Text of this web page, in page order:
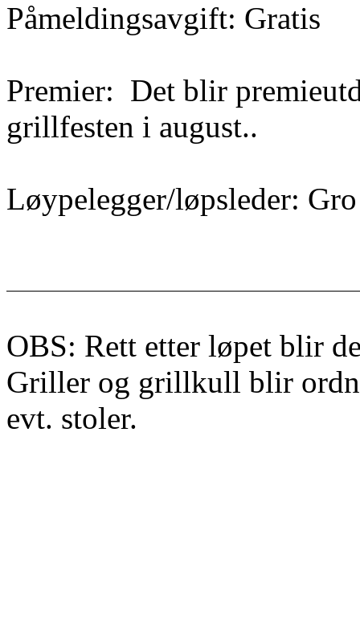
Påmeldingsavgift: Gratis
Premier: Det blir
grillfesten i august..
Løypelegger/løpsleder:
OBS: Rett etter løpet blir
Griller og grillkull blir
evt. stoler.